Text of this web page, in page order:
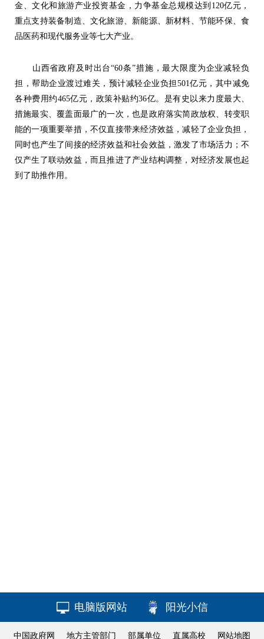
金、文化和旅游产业投资基金，力争基金总规模达到120亿元，
重点支持装备制造、文化旅游、新能源、新材料、节能环保、食
品医药和现代服务业等七大产业。
山西省政府及时出台“60条”措施，最大限度为企业减轻负
担，帮助企业渡过难关，预计减轻企业负担501亿元，其中减免
各种费用约465亿元，政策补贴约36亿。是有史以来力度最大、
措施最实、覆盖面最广的一次，也是政府落实简政放权、转变职
能的一项重要举措，不仅直接带来经济效益，减轻了企业负担，
同时也产生了间接的经济效益和社会效益，激发了市场活力；不
仅产生了联动效益，而且推进了产业结构调整，对经济发展也起
到了助推作用。
电脑版网站 阳光小信
中国政府网 地方主管部门 部属单位 直属高校 网站地图